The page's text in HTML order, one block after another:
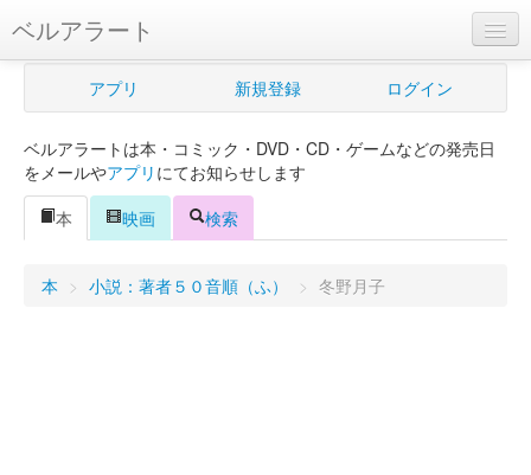
ベルアラート
ベルアラートとは
新規登録
ログイン
アプリ 新規登録 ログイン
ベルアラートは本・コミック・DVD・CD・ゲームなどの発売日
をメールやアプリ にてお知らせします
本
映画 検索
本 > 小説：著者５０音順（ふ） > 冬野月子